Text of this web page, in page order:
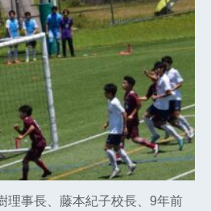
理事長、藤本紀子校長、9年前